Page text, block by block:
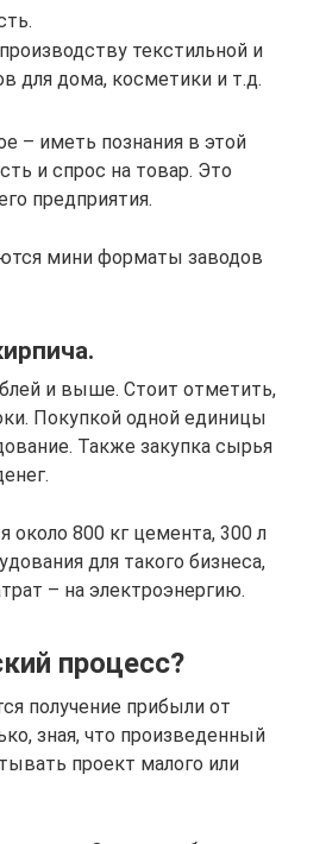
текстильной и
для дома, косметики и т.д.
– иметь познания в этой
и спрос на товар. Это
предприятия.
мини форматы заводов
и выше. Стоит отметить,
Покупкой одной единицы
Также закупка сырья
около 800 кг цемента, 300 л
для такого бизнеса,
– на электроэнергию.
процесс?
получение прибыли от
зная, что произведенный
проект малого или